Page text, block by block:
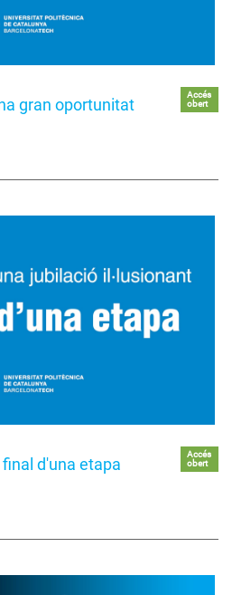
gran oportunitat
Accés
obert
final d'una etapa
Accés
obert